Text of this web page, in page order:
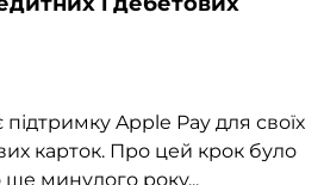
Apple Pay для своїх
карток. Про цей крок було
минулого року...